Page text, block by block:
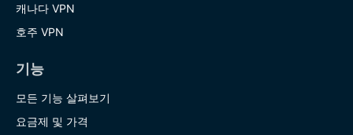
캐나다 VPN
호주 VPN
기능
모든 기능 살펴보기
요금제 및 가격